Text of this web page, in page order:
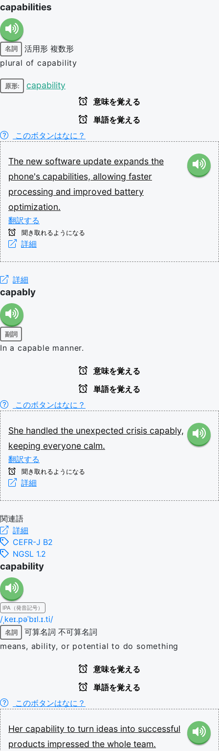
capabilities
名詞 活用形 複数形
plural of capability
原形: capability
意味を覚える
単語を覚える
このボタンはなに？
The new software update expands the
phone's capabilities, allowing faster
processing and improved battery
optimization.
翻訳する
聞き取れるようになる
詳細
詳細
capably
副詞
In a capable manner.
意味を覚える
単語を覚える
このボタンはなに？
She handled the unexpected crisis capably,
keeping everyone calm.
翻訳する
聞き取れるようになる
詳細
関連語
詳細
CEFR-J B2
NGSL 1.2
capability
IPA（発音記号）
/ˌkeɪ.pəˈbɪl.ɪ.ti/
名詞 可算名詞 不可算名詞
means, ability, or potential to do something
意味を覚える
単語を覚える
このボタンはなに？
Her capability to turn ideas into successful
products impressed the whole team.